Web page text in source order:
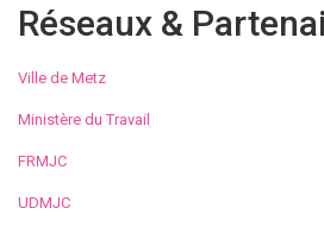
Réseaux &
Ville de Metz
Ministère du Travail
FRMJC
UDMJC